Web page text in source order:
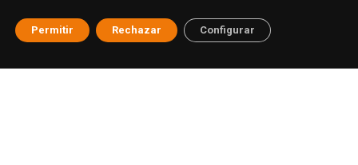
Permitir Rechazar Configurar